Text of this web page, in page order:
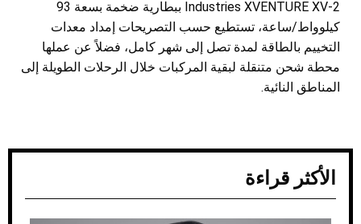
Industries XVENTURE XV-2 ببطارية ضخمة بسعة 93
كيلوواط/ساعة، تستطيع حسب التصريحات إمداد معدات
التخييم بالطاقة لمدة تصل إلى شهر كامل، فضلاً عن عملها
محطة شحن متنقلة لبقية المركبات خلال الرحلات الطويلة إلى
المناطق النائية.
الأكثر قراءة